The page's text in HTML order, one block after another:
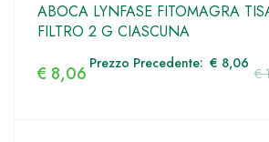
ABOCA LYNFASE FITOMAGRA
FILTRO 2 G CIASCUNA
€
€ 8,06 Prezzo Precedente: € 8,06